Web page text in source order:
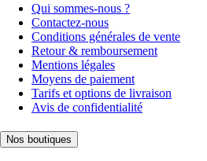
Qui sommes-nous ?
Contactez-nous
Conditions générales de vente
Retour & remboursement
Mentions légales
Moyens de paiement
Tarifs et options de livraison
Avis de confidentialité
Nos boutiques